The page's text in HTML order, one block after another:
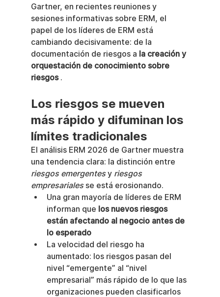
Gartner, en recientes reuniones y
sesiones informativas sobre ERM, el
papel de los líderes de ERM está
cambiando decisivamente: de la
documentación de riesgos a la creación y
orquestación de conocimiento sobre
riesgos .
Los riesgos se mueven
más rápido y difuminan los
límites tradicionales
El análisis ERM 2026 de Gartner muestra
una tendencia clara: la distinción entre
riesgos emergentes y riesgos
empresariales se está erosionando.
Una gran mayoría de líderes de ERM
informan que los nuevos riesgos
están afectando al negocio antes de
lo esperado
La velocidad del riesgo ha
aumentado: los riesgos pasan del
nivel “emergente” al “nivel
empresarial” más rápido de lo que las
organizaciones pueden clasificarlos